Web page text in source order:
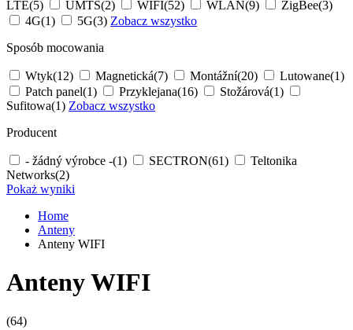
LTE(5) UMTS(2) WIFI(52) WLAN(9) ZigBee(3)
4G(1) 5G(3) Zobacz wszystko
Sposób mocowania
Wtyk(12) Magnetická(7) Montážní(20) Lutowane(1)
Patch panel(1) Przyklejana(16) Stožárová(1)
Sufitowa(1) Zobacz wszystko
Producent
- žádný výrobce -(1) SECTRON(61)
Teltonika
Networks(2)
Pokaż wyniki
Home
Anteny
Anteny WIFI
Anteny WIFI
(64)